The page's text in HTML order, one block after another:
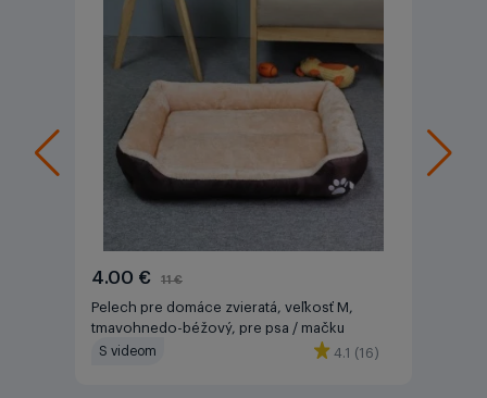
4.00 € 11 €
Pelech pre domáce zvieratá, veľkosť M,
tmavohnedo-béžový, pre psa / mačku
S videom 4.1 (16)